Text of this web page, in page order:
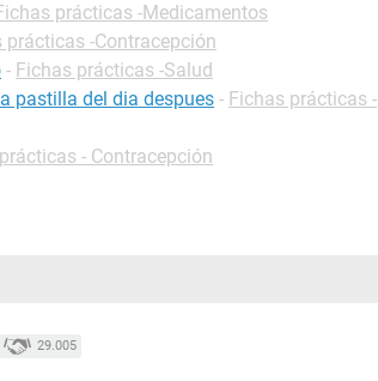
prácticas -Medicamentos
prácticas -Contracepción
- Fichas prácticas -Salud
pastilla del dia despues - Fichas prácticas -
- Contracepción
29.005